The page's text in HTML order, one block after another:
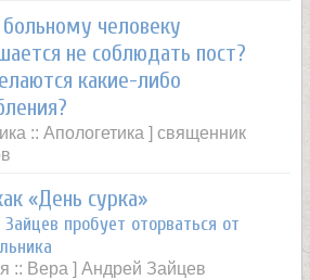
человеку
не соблюдать пост?
какие-либо
:: Апологетика ] священник
«День сурка»
пробует оторваться от
:: Вера ] Андрей Зайцев